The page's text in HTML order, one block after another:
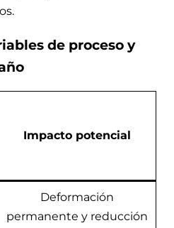
de proceso y
Impacto potencial
Deformación
permanente y reducción